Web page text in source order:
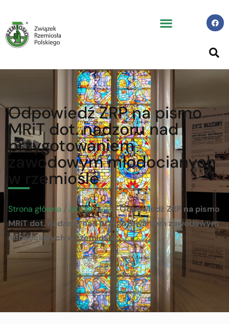
Odpowiedź ZRP na pismo
MRiT dot. nadzoru nad
przygotowaniem
zawodowym młodocianych
w rzemiośle
Strona główna / Aktualności /Odpowiedź ZRP na pismo
MRiT dot. nadzoru nad przygotowaniem zawodowym
młodocianych w rzemiośle